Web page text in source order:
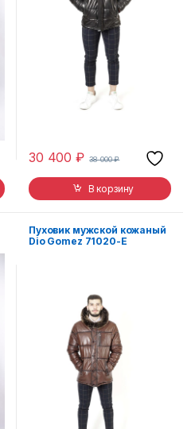
30 400₽ 38 000₽
В корзину
Пуховик мужской кожаный
Dio Gomez 71020-E